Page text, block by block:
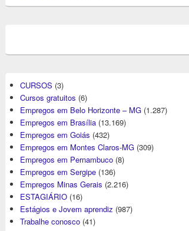
CURSOS (3)
Cursos gratuitos (6)
Empregos em Belo Horizonte – MG (1.287)
Empregos em Brasília (13.169)
Empregos em Goiás (432)
Empregos em Montes Claros-MG (309)
Empregos em Pernambuco (8)
Empregos em Sergipe (136)
Empregos Minas Gerais (2.216)
ESTAGIÁRIO (16)
Estágios e Jovem aprendiz (987)
Trabalhe conosco (41)